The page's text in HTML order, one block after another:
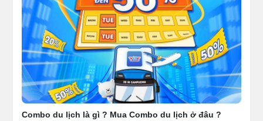
Combo du lịch là gì ? Mua Combo du lịch ở đâu ?